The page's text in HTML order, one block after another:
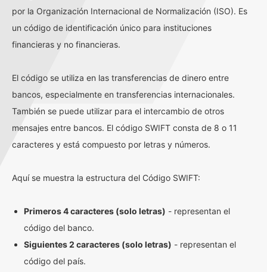
por la Organización Internacional de Normalización (ISO). Es
un código de identificación único para instituciones
financieras y no financieras.
El código se utiliza en las transferencias de dinero entre
bancos, especialmente en transferencias internacionales.
También se puede utilizar para el intercambio de otros
mensajes entre bancos. El código SWIFT consta de 8 o 11
caracteres y está compuesto por letras y números.
Aquí se muestra la estructura del Código SWIFT:
Primeros 4 caracteres (solo letras) - representan el
código del banco.
Siguientes 2 caracteres (solo letras) - representan el
código del país.